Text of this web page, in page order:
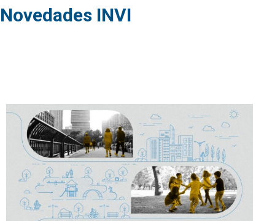
Novedades INVI